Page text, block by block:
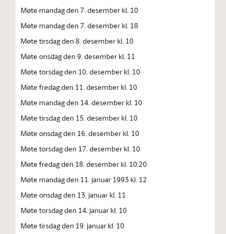
Møte mandag den 7. desember kl. 10
Møte mandag den 7. desember kl. 18
Møte tirsdag den 8. desember kl. 10
Møte onsdag den 9. desember kl. 11
Møte torsdag den 10. desember kl. 10
Møte fredag den 11. desember kl. 10
Møte mandag den 14. desember kl. 10
Møte tirsdag den 15. desember kl. 10
Møte onsdag den 16. desember kl. 10
Møte torsdag den 17. desember kl. 10
Møte fredag den 18. desember kl. 10.20
Møte mandag den 11. januar 1993 kl. 12
Møte onsdag den 13. januar kl. 11
Møte torsdag den 14. januar kl. 10
Møte tirsdag den 19. januar kl. 10